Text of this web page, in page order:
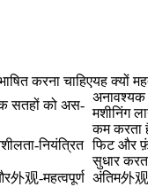
करना चाहिएयह क्यों
सतहों को अस-
अनावश्यक
मशीनिंग
कम करता है
नियंत्रित फिट और
सुधार करता
外观-महत्वपूर्ण अंतिम外观